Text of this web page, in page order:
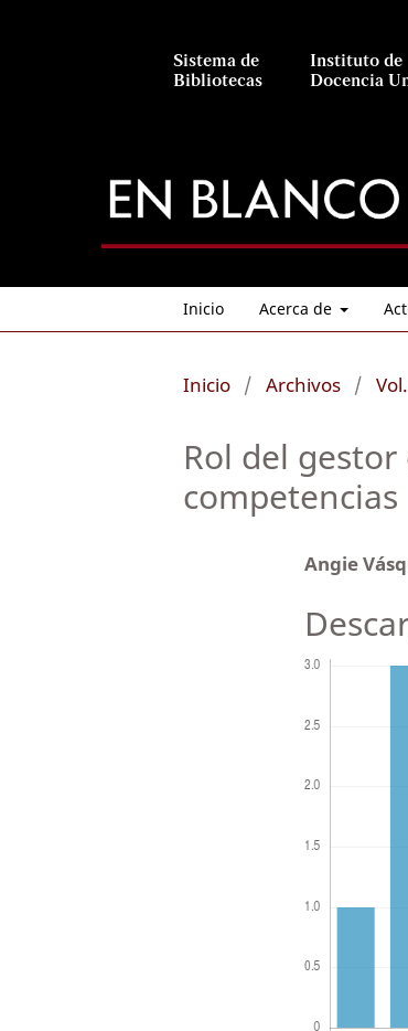
Sistema de
Bibliotecas
Instituto de
Docencia
Inicio Acerca de
Inicio / Archivos /
Rol del
competencias
Angie